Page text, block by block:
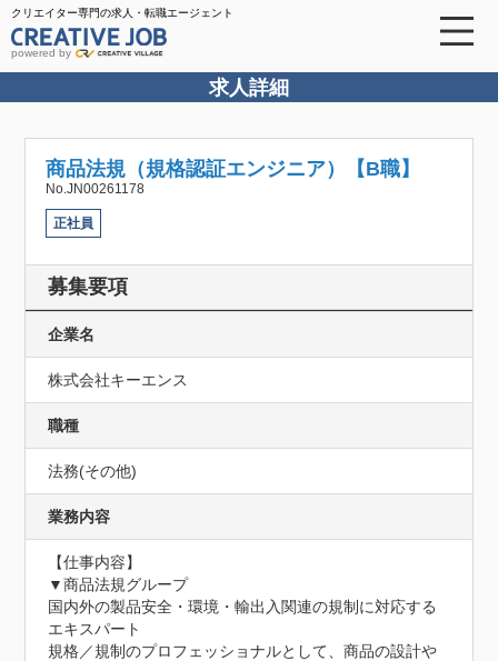
クリエイター専門の求人・転職エージェント
powered by
求人詳細
商品法規（規格認証エンジニア）【B職】
No.JN00261178
正社員
募集要項
企業名
株式会社キーエンス
職種
法務(その他)
業務内容
【仕事内容】
▼商品法規グループ
国内外の製品安全・環境・輸出入関連の規制に対応する
エキスパート
規格／規制のプロフェッショナルとして、商品の設計や